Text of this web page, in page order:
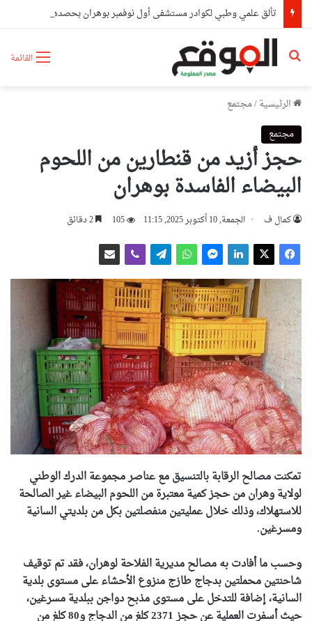
القائمة بحث عن
الرئيسية/مجتمع
مجتمع
حجز أزيد من قنطارين من اللحوم
البيضاء الفاسدة بوهران
كمال ف الجمعة, 10 أكتوبر 2025, 11:15 105
تمكنت مصالح الرقابة بالتنسيق مع عناصر مجموعة الدرك الوطني
لولاية وهران من حجز كمية معتبرة من اللحوم البيضاء غير الصالحة
للاستهلاك، وذلك خلال عمليتين منفصلتين بكل من بلديتي السانية
ومسرغين.
وحسب ما أفادت به مصالح مديرية الفلاحة لوهران، فقد تم توقيف
شاحنتين محملتين بدجاج طازج منزوع الأحشاء على مستوى بلدية
السانية، إضافة للتدخل على مستوى مذبح دواجن ببلدية مسرغين،
حيث أسفرت العملية عن حجز 2371 كلغ من الدجاج و80 كلغ من